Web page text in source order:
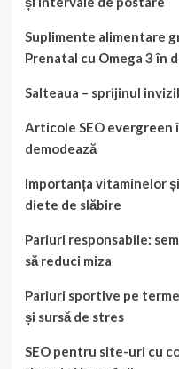
Suplimente alimentare
Prenatal cu Omega 3 în
Salteaua – sprijinul
Articole SEO evergreen
demodează
Importanța vitaminelor
diete de slăbire
Pariuri responsabile:
să reduci miza
Pariuri sportive pe
și sursă de stres
SEO pentru site-uri cu